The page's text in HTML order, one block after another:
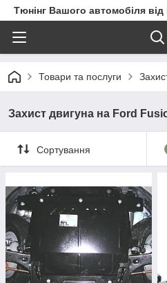
Тюнінг Вашого автомобіля від
Товари та послуги
Захист двигуна на Ford
Сортування